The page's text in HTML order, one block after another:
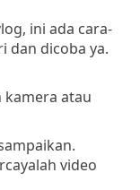
ini ada cara-
dan dicoba ya.
kamera atau
video